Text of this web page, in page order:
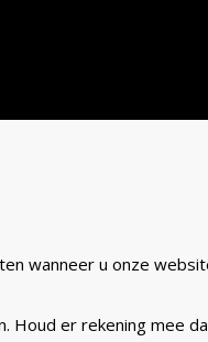
wanneer u onze
er rekening mee